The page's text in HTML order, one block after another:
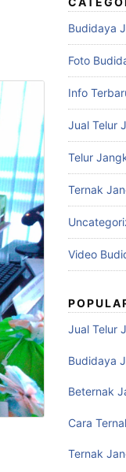
Budidaya
Foto
Info
Jual Telur
Telur
Ternak
Video
Jual Telur
Budidaya
Beternak
Cara
Ternak